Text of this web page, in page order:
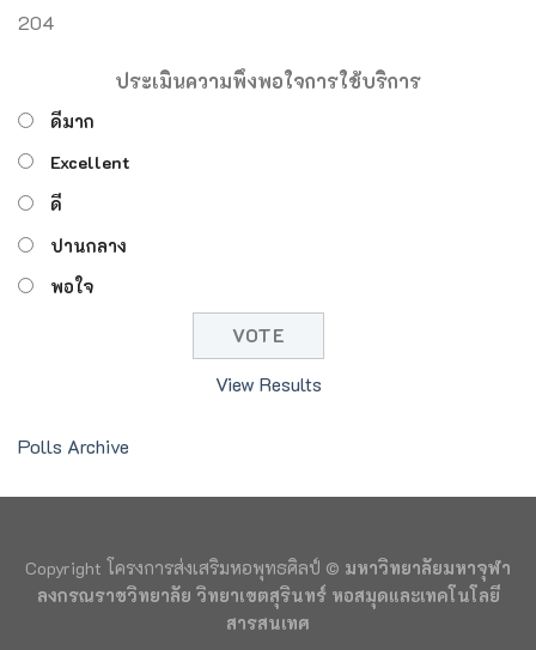
204
ประเมินความพึงพอใจการใช้บริการ
ดีมาก
Excellent
ดี
ปานกลาง
พอใจ
View Results
Polls Archive
Copyright โครงการส่งเสริมหอพุทธศิลป์ © มหาวิทยาลัยมหาจุฬา
ลงกรณราชวิทยาลัย วิทยาเขตสุรินทร์ หอสมุดและเทคโนโลยี
สารสนเทศ